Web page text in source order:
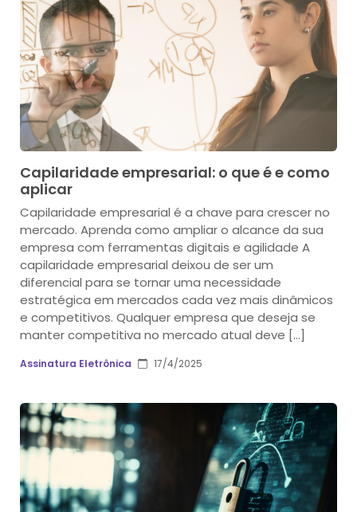
Capilaridade empresarial: o que é e como
aplicar
Capilaridade empresarial é a chave para crescer no
mercado. Aprenda como ampliar o alcance da sua
empresa com ferramentas digitais e agilidade A
capilaridade empresarial deixou de ser um
diferencial para se tornar uma necessidade
estratégica em mercados cada vez mais dinâmicos
e competitivos. Qualquer empresa que deseja se
manter competitiva no mercado atual deve […]
Assinatura Eletrônica 17/4/2025